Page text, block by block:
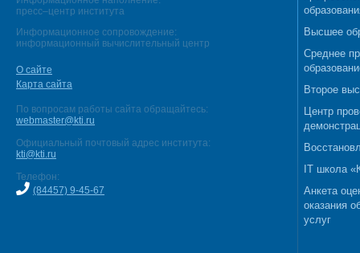
пресс–центр института
Информационное сопровождение:
информационный вычислительный центр
О сайте
Карта сайта
По вопросам работы сайта обращайтесь:
webmaster@kti.ru
Официальный почтовый адрес института:
kti@kti.ru
Телефон:
(84457) 9-45-67
Высшее
Среднее
Второе
Центр
IT школа
Анкета
оказания
услуг